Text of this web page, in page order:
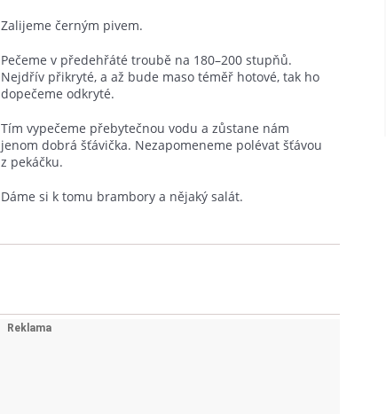
Zalijeme černým pivem.
Pečeme v předehřáté troubě na 180–200 stupňů.
Nejdřív přikryté, a až bude maso téměř hotové, tak ho
dopečeme odkryté.
Tím vypečeme přebytečnou vodu a zůstane nám
jenom dobrá šťávička. Nezapomeneme polévat šťávou
z pekáčku.
Dáme si k tomu brambory a nějaký salát.